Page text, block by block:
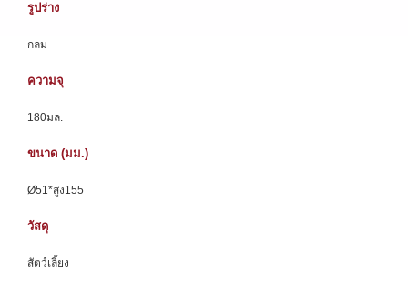
รูปร่าง
กลม
ความจุ
180มล.
ขนาด (มม.)
Ø51*สูง155
วัสดุ
สัตว์เลี้ยง